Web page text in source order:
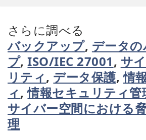
さらに調べる
バックアップ, データ
プ,ISO/IEC 27001, サ
リティ, データ保護,情
ィ,情報セキュリティ
サイバー空間における
理